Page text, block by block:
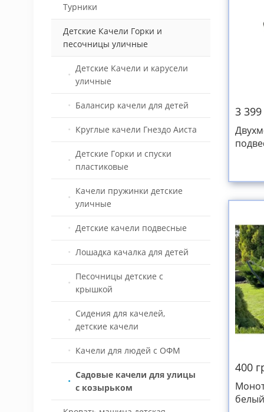
уличные
Батут с сеткой Польский
Comfort
Батуты Salta премиум
Надувные батуты Happy Hop
и горки
Надувные горки и
аттракционы
Фитнесс батуты
Турники
Детские площадки
деревянные
Детские площадки во двор
металлические
Игровые площадки для
детскую площадку
деревянные и пластиковые
турники, тренажёры уличные
Современные детские
Детское игровое
ОФВ
оборудование HDPE/HPL
Уличное оборудование на
Детские Качели Горки и
песочницы уличные
Детские Качели и карусели
уличные
Балансир качели для детей
Круглые качели Гнездо Аиста
Детские Горки и спуски
пластиковые
Качели пружинки детские
уличные
Детские качели подвесные
Лошадка качалка для детей
Песочницы детские с
крышкой
Сидения для качелей,
детские качели
Качели для людей с ОФМ
Садовые качели для улицы
с козырьком
3
400